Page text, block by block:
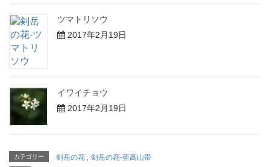
ツマトリソウ
2017年2月19日
イワイチョウ
2017年2月19日
カテゴリー 剣岳の花 , 剣岳の花-亜高山帯